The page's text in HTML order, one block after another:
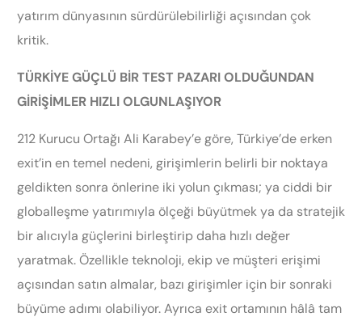
yatırım dünyasının sürdürülebilirliği açısından çok
kritik.
TÜRKİYE GÜÇLÜ BİR TEST PAZARI OLDUĞUNDAN
GİRİŞİMLER HIZLI OLGUNLAŞIYOR
212 Kurucu Ortağı Ali Karabey’e göre, Türkiye’de erken
exit’in en temel nedeni, girişimlerin belirli bir noktaya
geldikten sonra önlerine iki yolun çıkması; ya ciddi bir
globalleşme yatırımıyla ölçeği büyütmek ya da stratejik
bir alıcıyla güçlerini birleştirip daha hızlı değer
yaratmak. Özellikle teknoloji, ekip ve müşteri erişimi
açısından satın almalar, bazı girişimler için bir sonraki
büyüme adımı olabiliyor. Ayrıca exit ortamının hâlâ tam